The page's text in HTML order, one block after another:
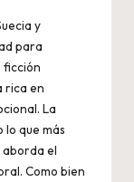
y
para
rica en
La
que más
aborda el
Como bien